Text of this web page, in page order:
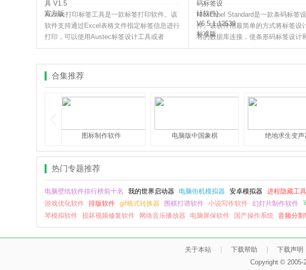
Austec打印标签工具是一款标签打印软件。该
软件支持通过Excel表格文件指定标签信息进行
打印，可以使用Austec标签设计工具或者
BarTender10.1及以上版本设计标签样式，然后
NiceLabel Standard是一款条码标签
件。该软件用最简单的方式将标签设
有的数据库连接，使条形码标签设计
以往任何时候都更容易。标准版支持
合集推荐
图标制作软件 电脑版中国象棋 绝地求生变声
热门专题推荐
电脑壁纸软件排行榜前十名 我的世界启动器 电脑街机模拟器 安卓模拟器 进程隐藏工具
游戏优化软件 排版软件 gif格式转换器 围棋打谱软件 小说写作软件 幻灯片制作软件
琴模拟软件 损坏视频修复软件 网络音乐播放器 电脑屏保软件 国产操作系统 音频分割
关于本站 下载帮助 下载声明
Copyright © 2005-